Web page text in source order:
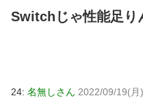
Switchじゃ性能足り
24: 名無しさん 2022/09/19(